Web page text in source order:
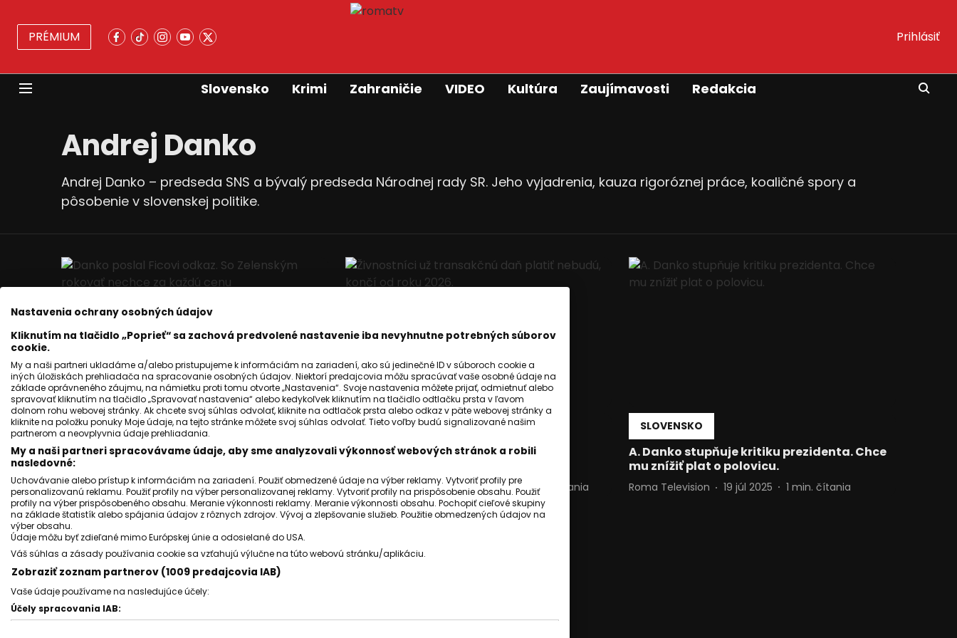
PRÉMIUM Prihlásiť
Slovensko Krimi Zahraničie VIDEO Kultúra Zaujímavosti Redakcia
Andrej Danko
Andrej Danko – predseda SNS a bývalý predseda Národnej rady SR. Jeho vyjadrenia, kauza rigoróznej práce, koaličné spory a
pôsobenie v slovenskej politike.
SLOVENSKO
Danko poslal Ficovi odkaz. So Zelenským
rokovať nechce za každú cenu
Jozef Novák 21 jún 2026 2 min. čítania
SLOVENSKO
Živnostníci už transakčnú daň platiť
Jozef Šivák 30 september 2025 1 min. čítania
SLOVENSKO
A. Danko stupňuje kritiku prezidenta. Chce
mu znížiť plat o polovicu.
Roma Television 19 júl 2025 1 min. čítania
Nastavenia ochrany osobných údajov
Kliknutím na tlačidlo „Poprieť“ sa zachová predvolené nastavenie iba nevyhnutne potrebných súborov
cookie.
My a naši partneri ukladáme a/alebo pristupujeme k informáciám na zariadení, ako sú jedinečné ID v súboroch cookie a
iných úložiskách prehliadača na spracovanie osobných údajov. Niektorí predajcovia môžu spracúvať vaše osobné údaje na
základe oprávneného záujmu, na námietku proti tomu otvorte „Nastavenia“. Svoje nastavenia môžete prijať, odmietnuť alebo
spravovať kliknutím na tlačidlo „Spravovať nastavenia“ alebo kedykoľvek kliknutím na tlačidlo odtlačku prsta v ľavom
dolnom rohu webovej stránky. Ak chcete svoj súhlas odvolať, kliknite na odtlačok prsta alebo odkaz v päte webovej stránky a
kliknite na položku ponuky Moje údaje, na tejto stránke môžete svoj súhlas odvolať. Tieto voľby budú signalizované našim
partnerom a neovplyvnia údaje prehliadania.
My a naši partneri spracovávame údaje, aby sme analyzovali výkonnosť webových stránok a robili
nasledovné:
Uchovávanie alebo prístup k informáciám na zariadení. Použiť obmedzené údaje na výber reklamy. Vytvoriť profily pre
personalizovanú reklamu. Použiť profily na výber personalizovanej reklamy. Vytvoriť profily na prispôsobenie obsahu. Použiť
profily na výber prispôsobeného obsahu. Meranie výkonnosti reklamy. Meranie výkonnosti obsahu. Pochopiť cieľové skupiny
na základe štatistík alebo spájania údajov z rôznych zdrojov. Vývoj a zlepšovanie služieb. Použitie obmedzených údajov na
výber obsahu.
Údaje môžu byť zdieľané mimo Európskej únie a odosielané do USA.
Váš súhlas a zásady používania cookie sa vzťahujú výlučne na túto webovú stránku/aplikáciu.
Zobraziť zoznam partnerov (1009 predajcovia IAB)
Vaše údaje používame na nasledujúce účely:
Účely spracovania IAB: